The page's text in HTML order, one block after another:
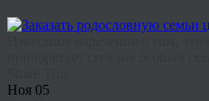
Ноя 05